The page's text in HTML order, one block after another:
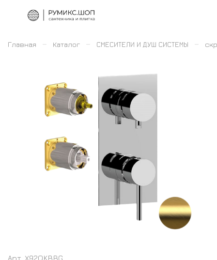
Главная – Каталог – СМЕСИТЕЛИ И ДУШ СИСТЕМЫ –